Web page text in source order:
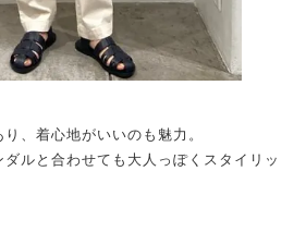
、着心地がいいのも魅力。
ルと合わせても大人っぽくスタイリッ